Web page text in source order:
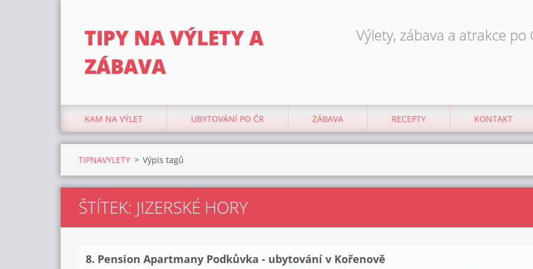
TIPY NA VÝLETY A
ZÁBAVA
Výlety, zábava a atrakce po
KAM NA VÝLET UBYTOVÁNÍ PO ČR ZÁBAVA RECEPTY KONTAKT
TIPNAVYLETY > Výpis tagů
ŠTÍTEK: JIZERSKÉ HORY
8. Pension Apartmany Podkůvka - ubytování v Kořenově